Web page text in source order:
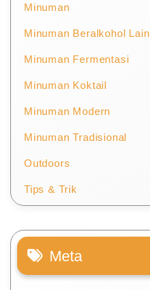
Minuman
Minuman Beralkohol Lain
Minuman Fermentasi
Minuman Koktail
Minuman Modern
Minuman Tradisional
Outdoors
Tips & Trik
Meta